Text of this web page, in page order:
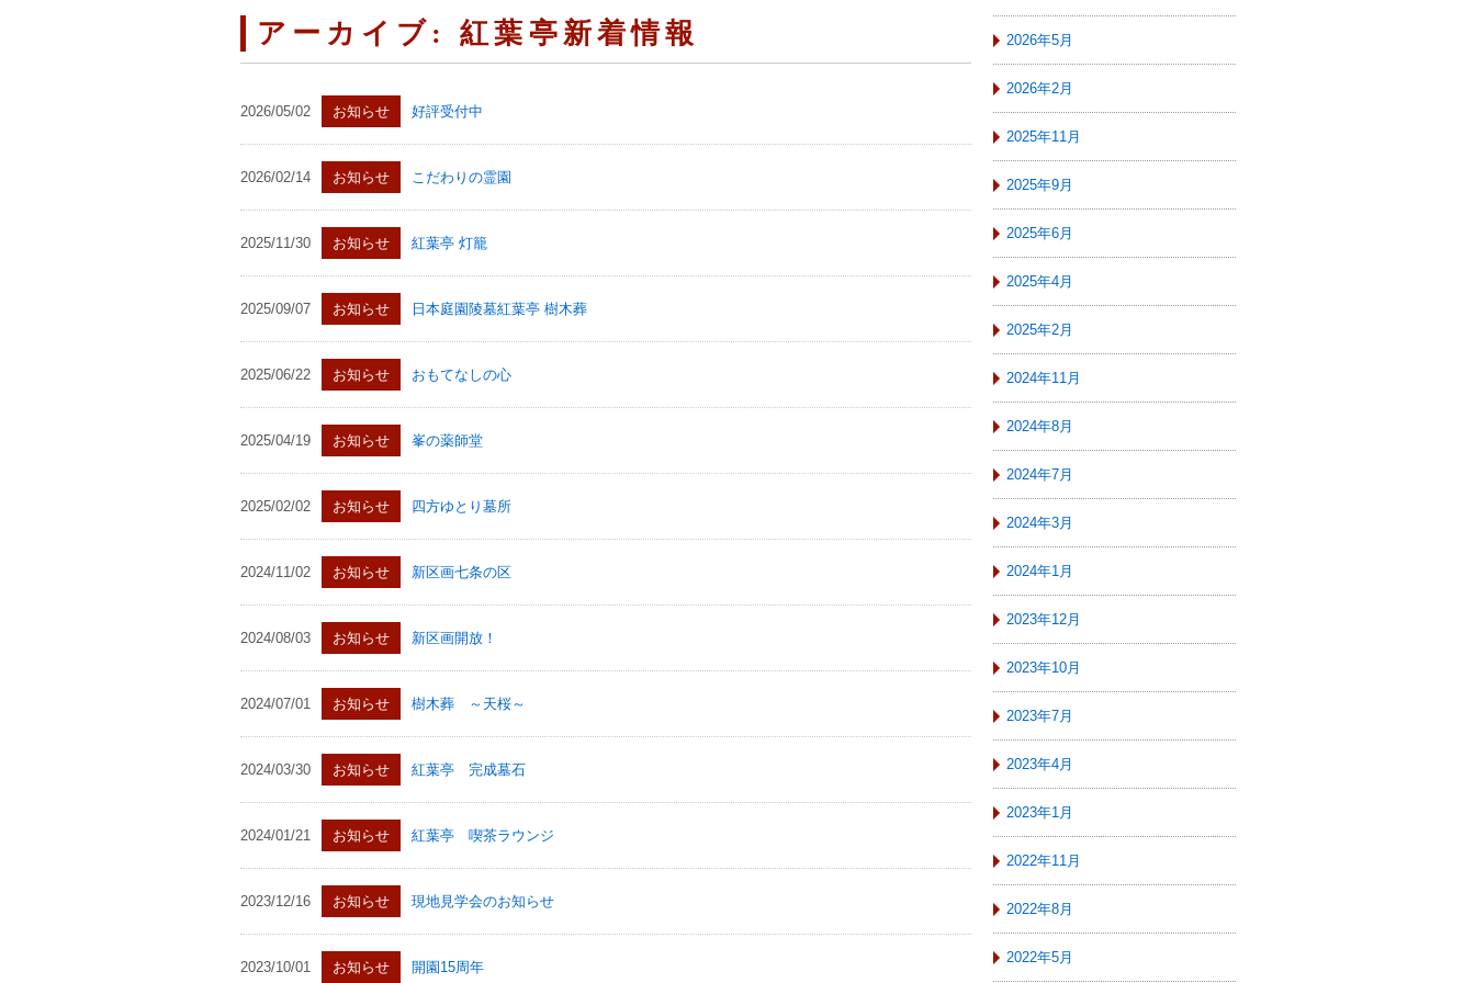
アーカイブ:紅葉亭新着情報
2026/05/02 お知らせ 好評受付中
2026/02/14 お知らせ こだわりの霊園
2025/11/30 お知らせ 紅葉亭 灯籠
2025/09/07 お知らせ 日本庭園陵墓紅葉亭 樹木葬
2025/06/22 お知らせ おもてなしの心
2025/04/19 お知らせ 峯の薬師堂
2025/02/02 お知らせ 四方ゆとり墓所
2024/11/02 お知らせ 新区画七条の区
2024/08/03 お知らせ 新区画開放！
2024/07/01 お知らせ 樹木葬 ～天桜～
2024/03/30 お知らせ 紅葉亭 完成墓石
2024/01/21 お知らせ 紅葉亭 喫茶ラウンジ
2023/12/16 お知らせ 現地見学会のお知らせ
2023/10/01 お知らせ 開園15周年
2026年5月
2026年2月
2025年11月
2025年9月
2025年6月
2025年4月
2025年2月
2024年11月
2024年8月
2024年7月
2024年3月
2024年1月
2023年12月
2023年10月
2023年7月
2023年4月
2023年1月
2022年11月
2022年8月
2022年5月